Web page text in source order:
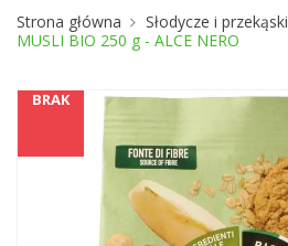
Strona główna Słodycze i przekąski
MUSLI BIO 250 g - ALCE NERO
BRAK